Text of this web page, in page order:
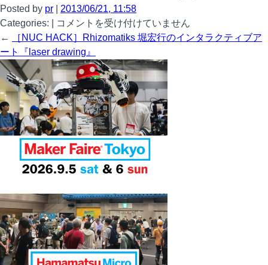
Posted by pr
2013/06/21, 11:58
Categories: |
3976+
は
コメントを受け付けていません
←
［NUC HACK］Rhizomatiks 堀宏行のインタラクティブア
ート『laser drawing』